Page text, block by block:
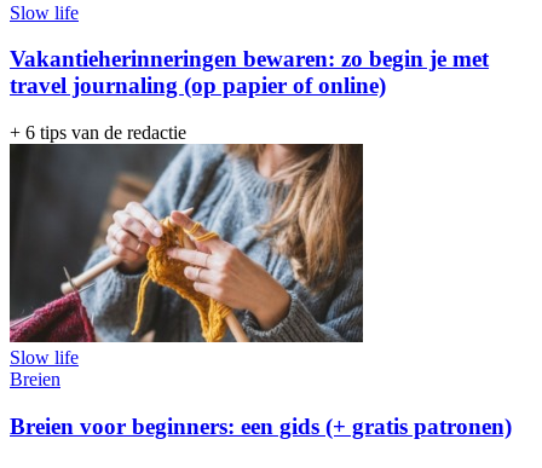
Slow life
Vakantieherinneringen bewaren: zo begin je met
travel journaling (op papier of online)
+ 6 tips van de redactie
Slow life
Breien
Breien voor beginners: een gids (+ gratis patronen)